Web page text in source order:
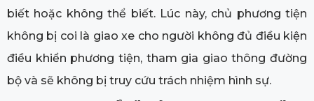
biết hoặc không thể biết. Lúc này, chủ phương tiện
không bị coi là giao xe cho người không đủ điều kiện
điều khiển phương tiện, tham gia giao thông đường
bộ và sẽ không bị truy cứu trách nhiệm hình sự.